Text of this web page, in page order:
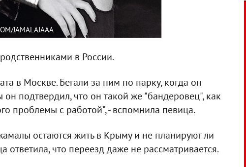
JAMALAJAAA
в России.
в Москве. Бегали за ним по парку, когда он
он подтвердил, что он такой же "бандеровец", как
проблемы с работой", - вспомнила певица.
остаются жить в Крыму и не планируют ли
ответила, что переезд даже не рассматривается.